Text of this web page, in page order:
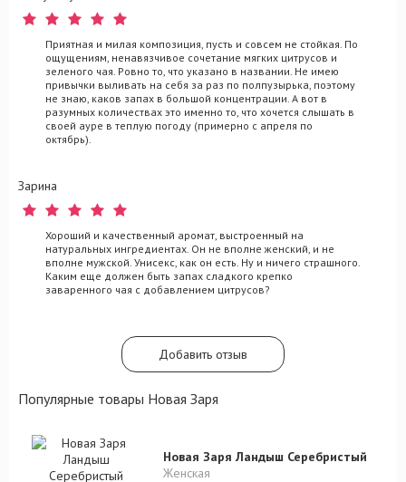
Приятная и милая композиция, пусть и совсем не стойкая. По
ощущениям, ненавязчивое сочетание мягких цитрусов и
зеленого чая. Ровно то, что указано в названии. Не имею
привычки выливать на себя за раз по полпузырька, поэтому
не знаю, каков запах в большой концентрации. А вот в
разумных количествах это именно то, что хочется слышать в
своей ауре в теплую погоду (примерно с апреля по
октябрь).
Зарина
Хороший и качественный аромат, выстроенный на
натуральных ингредиентах. Он не вполне женский, и не
вполне мужской. Унисекс, как он есть. Ну и ничего страшного.
Каким еще должен быть запах сладкого крепко
заваренного чая с добавлением цитрусов?
Добавить отзыв
Популярные товары Новая Заря
Новая Заря Ландыш Серебристый
Женская